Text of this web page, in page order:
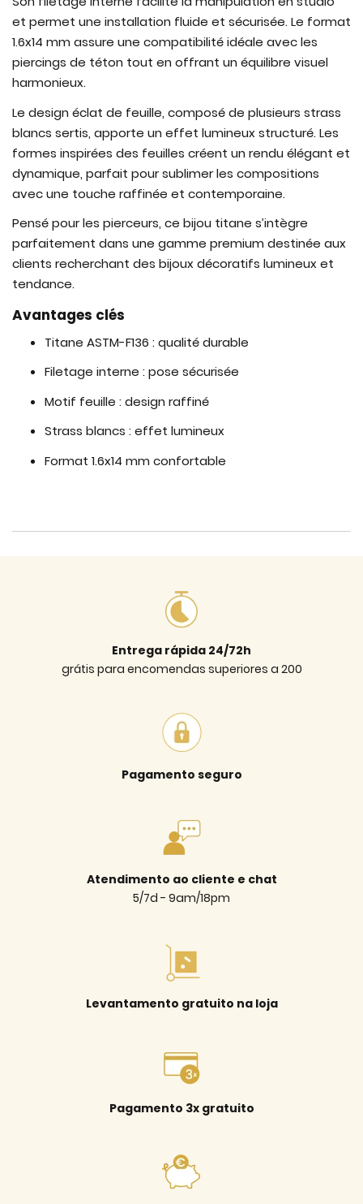
et permet une installation fluide et sécurisée. Le format
1.6x14 mm assure une compatibilité idéale avec les
piercings de téton tout en offrant un équilibre visuel
harmonieux.
Le design éclat de feuille, composé de plusieurs strass
blancs sertis, apporte un effet lumineux structuré. Les
formes inspirées des feuilles créent un rendu élégant et
dynamique, parfait pour sublimer les compositions
avec une touche raffinée et contemporaine.
Pensé pour les pierceurs, ce bijou titane s’intègre
parfaitement dans une gamme premium destinée aux
clients recherchant des bijoux décoratifs lumineux et
tendance.
Avantages clés
Titane ASTM-F136 : qualité durable
Filetage interne : pose sécurisée
Motif feuille : design raffiné
Strass blancs : effet lumineux
Format 1.6x14 mm confortable
Entrega rápida 24/72h
grátis para encomendas superiores a 200
Pagamento seguro
Atendimento ao cliente e chat
5/7d - 9am/18pm
Levantamento gratuito na loja
Pagamento 3x gratuito